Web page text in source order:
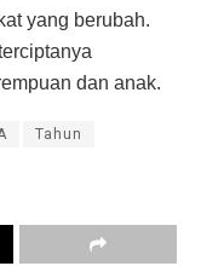
yang berubah.
dan anak.
Tahun